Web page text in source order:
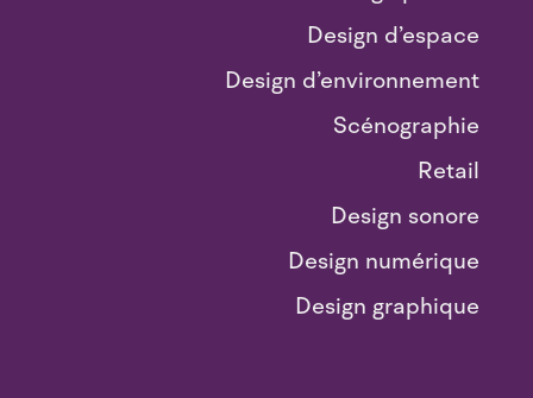
Design d’espace
Design d’environnement
Scénographie
Retail
Design sonore
Design numérique
Design graphique